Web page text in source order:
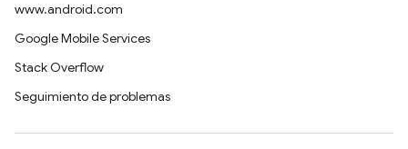
www.android.com
Google Mobile Services
Stack Overflow
Seguimiento de problemas